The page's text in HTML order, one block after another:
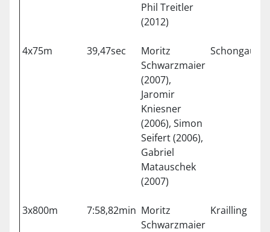
Phil Treitler
(2012)
4x75m 39,47sec
Moritz
Schwarzmaier
(2007),
Jaromir
Kniesner
(2006), Simon
Seifert (2006),
Gabriel
Matauschek
(2007)
Schongau
3x800m 7:58,82min Moritz
Schwarzmaier
Krailling